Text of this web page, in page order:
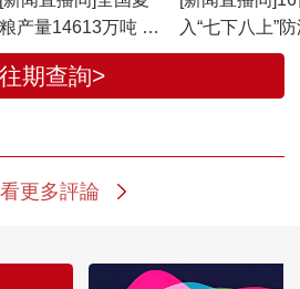
粮产量14613万吨 实
现丰收
入“七下八上”
键期 水利部 今
往期查詢>
更多評論